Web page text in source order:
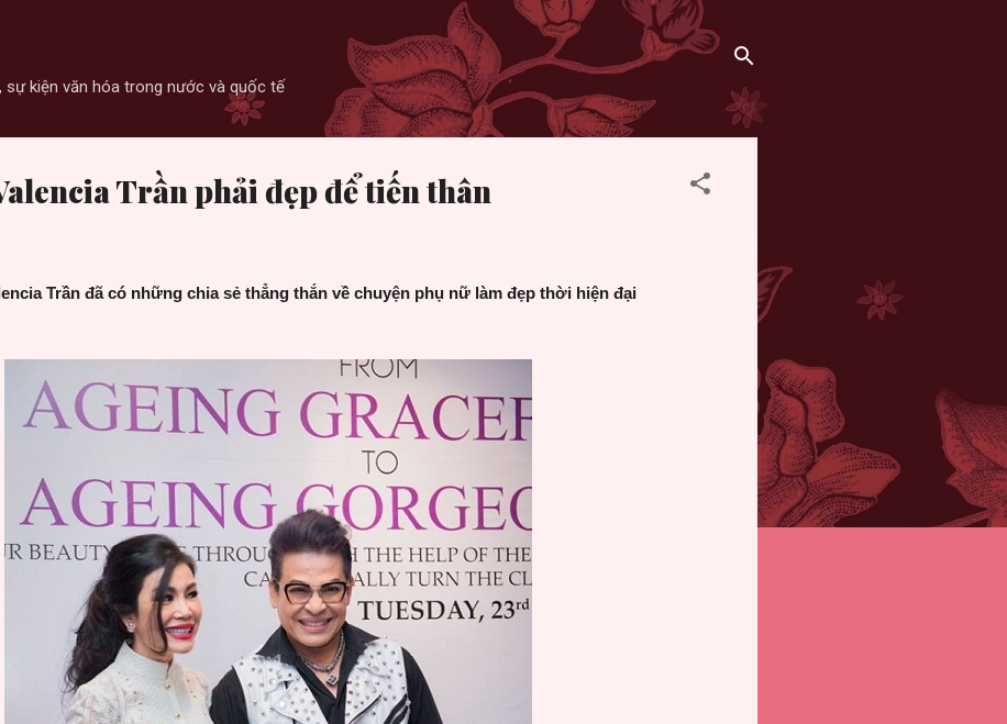
kiện văn hóa trong nước và quốc tế
Trần phải đẹp để tiến thân
Trần đã có những chia sẻ thẳng thắn về chuyện phụ nữ làm đẹp thời hiện đại